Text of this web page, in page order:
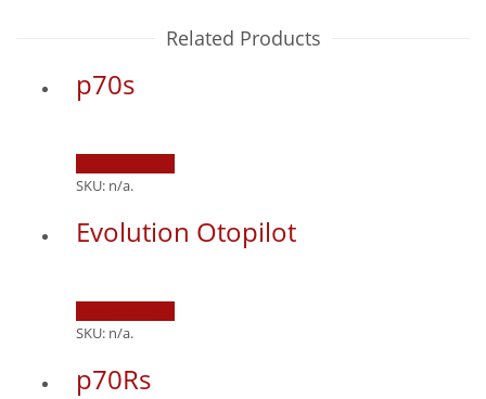
Related Products
p70s
SKU: n/a.
Evolution Otopilot
SKU: n/a.
p70Rs